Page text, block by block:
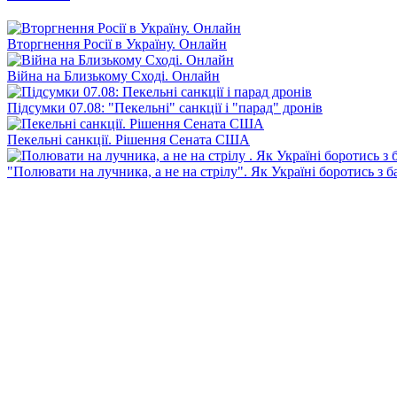
Вторгнення Росії в Україну. Онлайн
Війна на Близькому Сході. Онлайн
Підсумки 07.08: "Пекельні" санкції і "парад" дронів
Пекельні санкції. Рішення Сената США
"Полювати на лучника, а не на стрілу". Як Україні боротись з